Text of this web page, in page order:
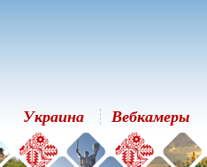
Украина Вебкамеры